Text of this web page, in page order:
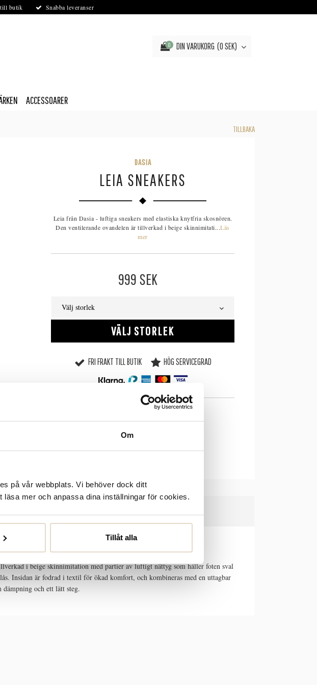
Om
på vår webbplats. Vi behöver dock ditt
mer och anpassa dina inställningar för cookies.
Tillåt alla
butik Snabba leveranser
DIN VARUKORG
0 0 SEK
ACCESSOARER
TILLBAKA
DASIA
LEIA SNEAKERS
Leia från Dasia - luftiga sneakers med elastiska knytfria skosnören.
Den ventilerande ovandelen är tillverkad i beige skinnimitati...Läs
mer
999 SEK
Välj storlek
VÄLJ STORLEK
FRI FRAKT TILL BUTIK HÖG SERVICEGRAD
i beige skinnimitation med partier av luftigt nättyg som håller foten sval
Insidan är fodrad i textil för ökad komfort, och kombineras med en uttagbar
och ett lätt steg.